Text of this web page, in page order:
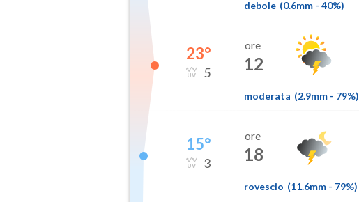
debole (0.6mm - 40%)
23°
5
ore
12
moderata (2.9mm - 79%)
15°
3
ore
18
rovescio (11.6mm - 79%)